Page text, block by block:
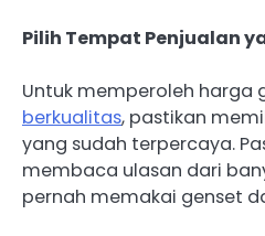
Pilih Tempat Penjualan
Untuk memperoleh harga
berkualitas, pastikan
yang sudah terpercaya.
membaca ulasan dari
pernah memakai genset